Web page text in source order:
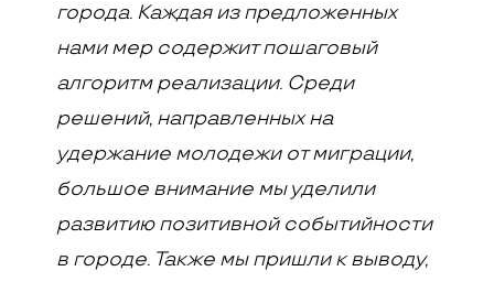
города. Каждая из предложенных
нами мер содержит пошаговый
алгоритм реализации. Среди
решений, направленных на
удержание молодежи от миграции,
большое внимание мы уделили
развитию позитивной событийности
в городе. Также мы пришли к выводу,